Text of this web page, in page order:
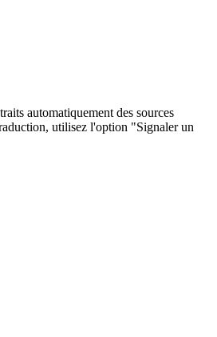
automatiquement des sources
utilisez l'option "Signaler un